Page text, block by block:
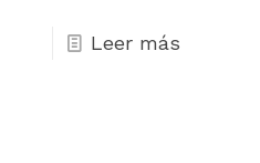
Leer más